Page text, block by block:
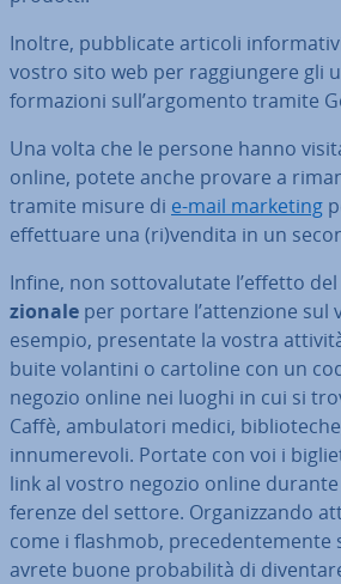
Inoltre, pub­bli­ca­te articoli
vostro sito web per rag­giun­ge­re gli
for­ma­zio­ni sull’argomento tramite
Una volta che le persone hanno
online, potete anche provare a
tramite misure di e-mail marketing
ef­fet­tua­re una (ri)vendita in un
Infine, non sot­to­va­lu­ta­te l’effetto del
zio­na­le per portare l’at­ten­zio­ne sul
esempio, pre­sen­ta­te la vostra
bui­te volantini o cartoline con un
negozio online nei luoghi in cui si
Caffè, am­bu­la­to­ri medici,
in­nu­me­re­vo­li. Portate con voi i
link al vostro negozio online
fe­ren­ze del settore. Or­ga­niz­zan­do
come i flashmob, pre­ce­den­te­men­te
avrete buone pro­ba­bi­li­tà di